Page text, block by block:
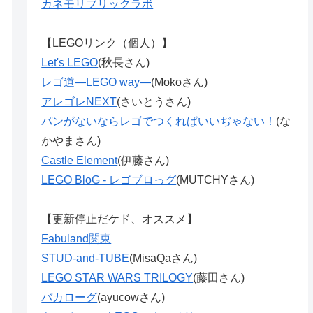
カネモリブリックラボ
【LEGOリンク（個人）】
Let's LEGO(秋長さん)
レゴ道―LEGO way―(Mokoさん)
アレゴレNEXT(さいとうさん)
パンがないならレゴでつくればいいぢゃない！ (な
かやまさん)
Castle Element(伊藤さん)
LEGO BloG - レゴブロっグ(MUTCHYさん)
【更新停止だケド、オススメ】
Fabuland関東
STUD-and-TUBE(MisaQaさん)
LEGO STAR WARS TRILOGY(藤田さん)
バカローグ(ayucowさん)